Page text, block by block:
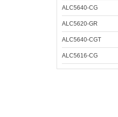
ALC5640-CG
ALC5620-GR
ALC5640-CGT
ALC5616-CG